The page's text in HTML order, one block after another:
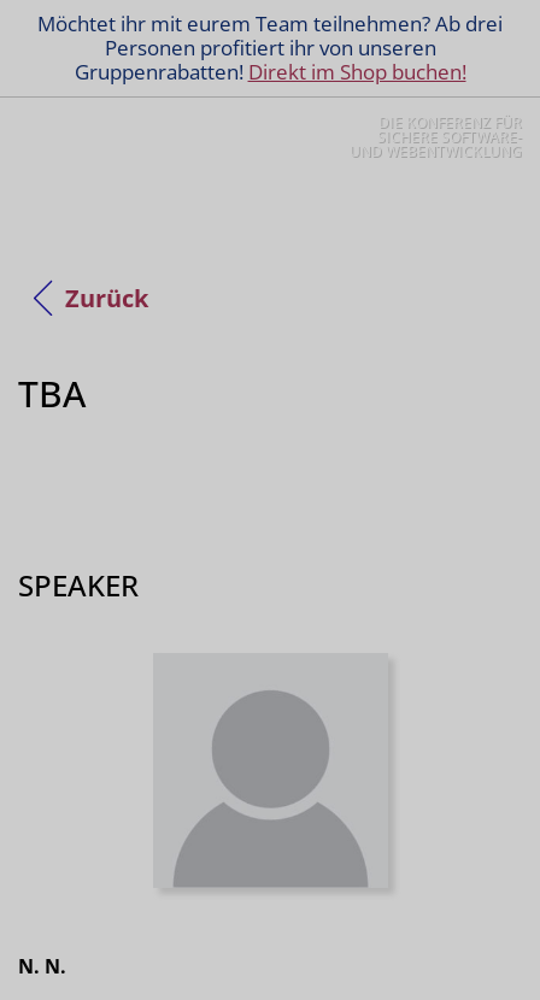
Möchtet ihr mit eurem Team teilnehmen? Ab drei
Personen profitiert ihr von unseren
Gruppenrabatten! Direkt im Shop buchen!
DIE KONFERENZ FÜR
SICHERE SOFTWARE-
UND WEBENTWICKLUNG
Zurück
TBA
SPEAKER
N. N.